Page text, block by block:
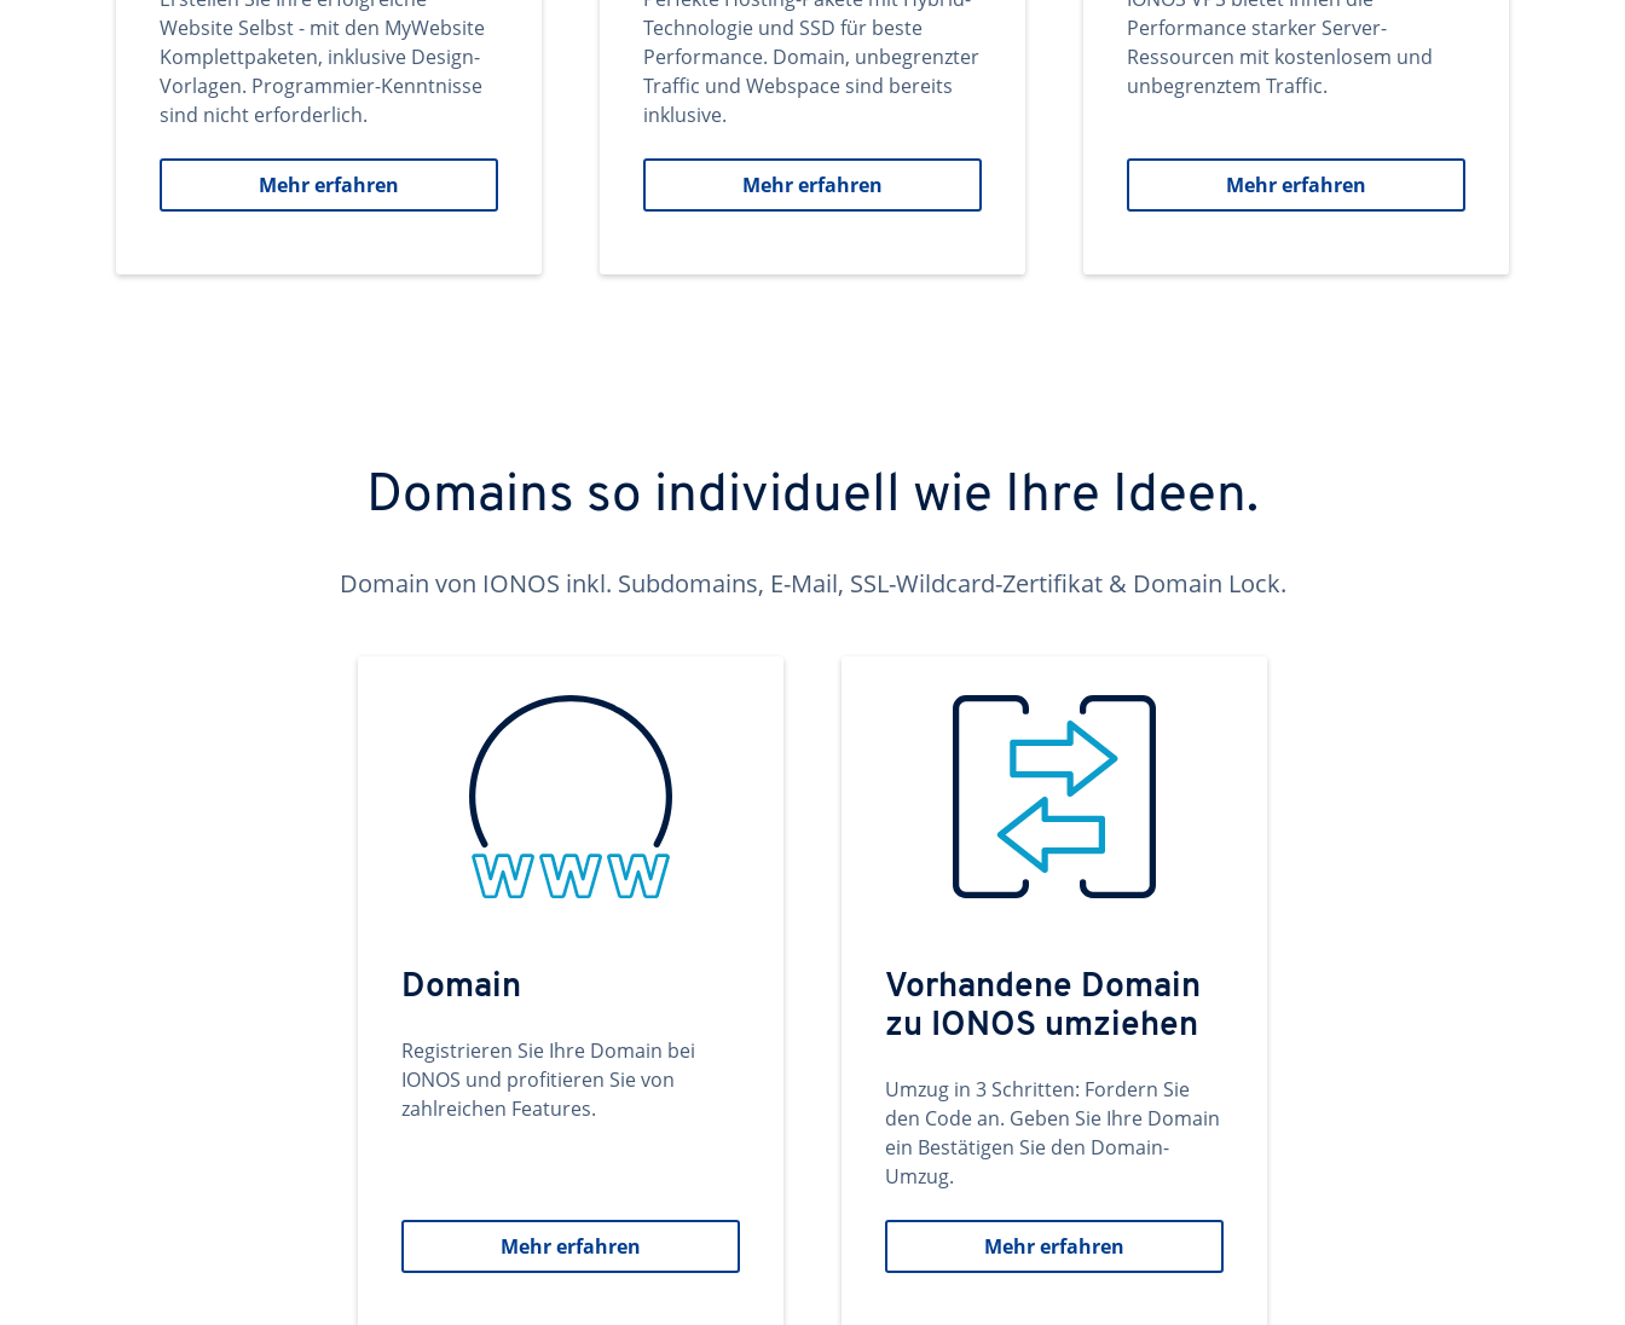
Website Selbst - mit den MyWebsite
Komplettpaketen, inklusive Design-
Vorlagen. Programmier-Kenntnisse
sind nicht erforderlich.
Mehr erfahren
Technologie und SSD für beste
Performance. Domain, unbegrenzter
Traffic und Webspace sind bereits
inklusive.
Mehr erfahren
Performance starker Server-
Ressourcen mit kostenlosem und
unbegrenztem Traffic.
Mehr erfahren
Domains so individuell wie Ihre Ideen.
Domain von IONOS inkl. Subdomains, E-Mail, SSL-Wildcard-Zertifikat & Domain Lock.
Domain
Registrieren Sie Ihre Domain bei
IONOS und profitieren Sie von
zahlreichen Features.
Mehr erfahren
Vorhandene Domain
zu IONOS umziehen
Umzug in 3 Schritten: Fordern Sie
den Code an. Geben Sie Ihre Domain
ein Bestätigen Sie den Domain-
Umzug.
Mehr erfahren